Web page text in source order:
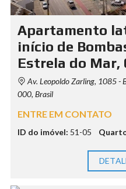
Apartamento
início de
Estrela do Mar,
Av. Leopoldo Zarling, 1085 -
000, Brasil
ENTRE EM CONTATO
ID do imóvel: 51-05